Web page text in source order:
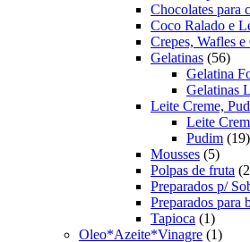
Chocolates para
Coco Ralado e
Crepes, Wafles e
Gelatinas 5656
Gelatina
Gelatinas
Leite Creme,
Leite
Pudim 19
Mousses 55
Polpas de fruta 2
Preparados p/
Preparados para
Tapioca 11
produto
Oleo*Azeite*Vinagre 11